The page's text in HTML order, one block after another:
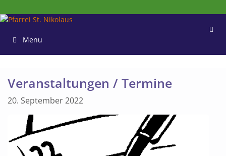
Inhalt
Menu
Veranstaltungen / Termine
20. September 2022